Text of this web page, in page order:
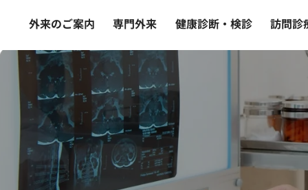
外来のご案内 専門外来 健康診断・検診 訪問診